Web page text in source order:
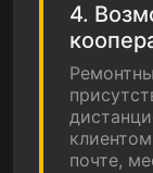
4.
почте,